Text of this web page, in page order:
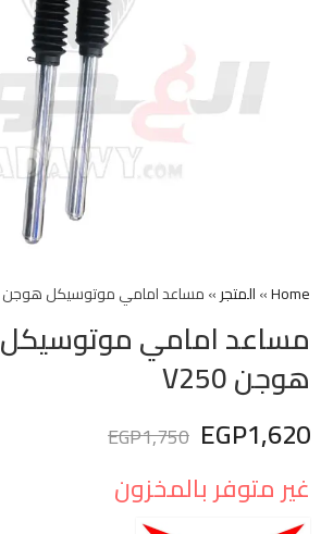
Home
»المتجر»مساعد امامي موتوسيكل هوجن V250
مساعد امامي موتوسيكل
هوجن V250
EGP1,620
EGP1,750
غير متوفر بالمخزون